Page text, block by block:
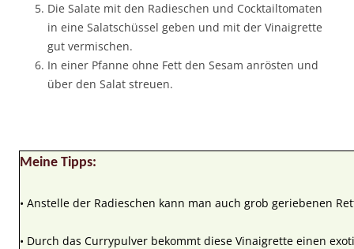
Die Salate mit den Radieschen und Cocktailtomaten
in eine Salatschüssel geben und mit der Vinaigrette
gut vermischen.
In einer Pfanne ohne Fett den Sesam anrösten und
über den Salat streuen.
Meine Tipps:
• Anstelle der Radieschen kann man auch grob geriebenen
• Durch das Currypulver bekommt diese Vinaigrette einen